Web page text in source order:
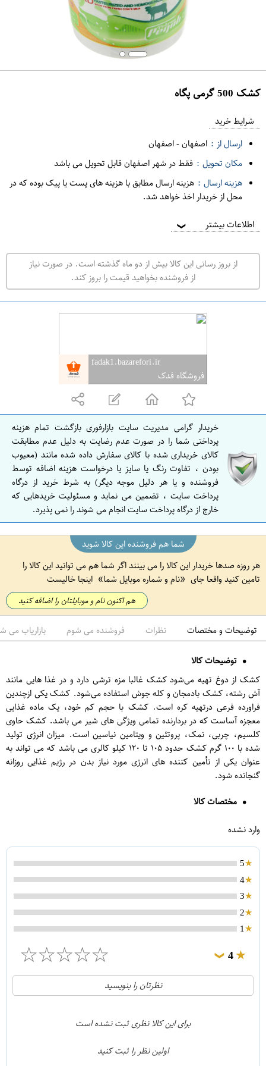
کشک 500 گرمی پگاه
ف
ر
و
ی
ت
ه
ر
ا
ص
ف
ه
ا
ص
ف
ه
ن
شرایط خرید
ارسال از : اصفهان-اصفهان
مکان تحویل : فقط در شهر اصفهان قابل تحویل می باشد
هزینه ارسال : هزینه ارسال مطابق با هزینه های پست یا پیک بوده که در
محل از خریدار اخذ خواهد شد.
اطلاعات بیشتر ❯
از بروز رسانی این کالا بیش از دو ماه گذشته است. در صورت نیاز
از فروشنده بخواهید قیمت را بروز کند.
fadak1.bazarefori.ir
فروشگاه فدک
خریدار گرامی مدیریت سایت بازارفوری بازگشت تمام هزینه
پرداختی شما را در صورت عدم رضایت به دلیل عدم مطابقت
کالای خریداری شده با کالای سفارش داده شده مانند (معیوب
بودن ، تفاوت رنگ یا سایز یا درخواست هزینه اضافه توسط
فروشنده و یا هر دلیل موجه دیگر) به شرط خرید از درگاه
پرداخت سایت ، تضمین می نماید و مسئولیت خریدهایی که
خارج از درگاه پرداخت سایت انجام می شوند را نمی پذیرد.
شما هم فروشنده این کالا شوید
هر روزه صدها خریدار این کالا را می بینند اگر شما هم می توانید این کالا را
تامین کنید واقعا جای
نام و شماره موبایل شما اینجا خالیست
هم اکنون نام و موبایلتان را اضافه کنید
توضیحات و مختصات نظرات فروشنده می شوم بازاریاب می
توضیحات کالا
کشک از دوغ تهیه می‌شود کشک غالبا مزه ترشی دارد و در غذا هایی مانند
آش رشته، کشک بادمجان و کله جوش استفاده می‌شود. کشک یکی ازچندین
فراورده فرعی درتهیه کره است. کشک با حجم کم خود، یک ماده غذایی
معجزه‌ آساست که در بردارنده تمامی ویژگی ‌های شیر می‌ باشد. کشک حاوی
کلسیم، چربی، نمک، پروتئین و ویتامین نیاسین است. میزان انرژی تولید
شده با ۱۰۰ گرم کشک حدود ۱۰۵ تا ۱۲۰ کیلو کالری می ‌باشد که می ‌تواند به
عنوان یکی از تأمین کننده‌ های انرژی مورد نیاز بدن در رژیم غذایی روزانه
گنجانده شود.
مختصات کالا
وارد نشده
5
4
3
2
1
4
❯
☆
☆
☆
☆
☆
0
0
نظرتان را بنویسید
برای این کالا نظری ثبت نشده است
اولین نظر را ثبت کنید